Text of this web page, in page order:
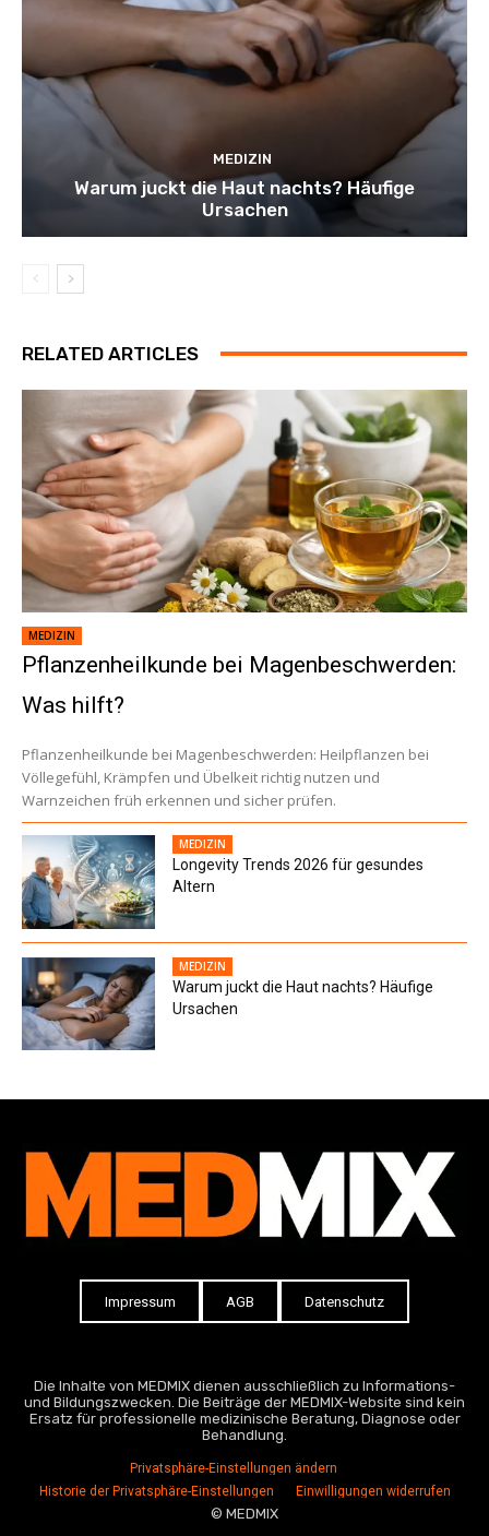
MEDIZIN
Warum juckt die Haut nachts? Häufige
Ursachen
RELATED ARTICLES
MEDIZIN
Pflanzenheilkunde bei Magenbeschwerden:
Was hilft?
Pflanzenheilkunde bei Magenbeschwerden: Heilpflanzen bei
Völlegefühl, Krämpfen und Übelkeit richtig nutzen und
Warnzeichen früh erkennen und sicher prüfen.
MEDIZIN
Longevity Trends 2026 für gesundes
Altern
MEDIZIN
Warum juckt die Haut nachts? Häufige
Ursachen
Impressum AGB Datenschutz
Die Inhalte von MEDMIX dienen ausschließlich zu Informations-
und Bildungszwecken. Die Beiträge der MEDMIX-Website sind kein
Ersatz für professionelle medizinische Beratung, Diagnose oder
Behandlung.
Privatsphäre-Einstellungen ändern
Historie der Privatsphäre-Einstellungen
Einwilligungen widerrufen
© MEDMIX